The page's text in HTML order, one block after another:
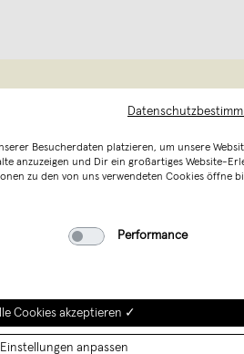
Besucherdaten platzieren, um unsere
anzuzeigen und Dir ein großartiges Website-
zu den von uns verwendeten Cookies öffne
Performance
Cookies akzeptieren ✓
Einstellungen anpassen